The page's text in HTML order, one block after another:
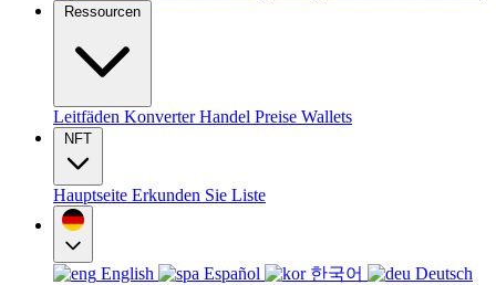
Ressourcen
Leitfäden KonverterHandel Preise Wallets
NFT
Hauptseite Erkunden Sie Liste
English Español 한국어
Deutsch